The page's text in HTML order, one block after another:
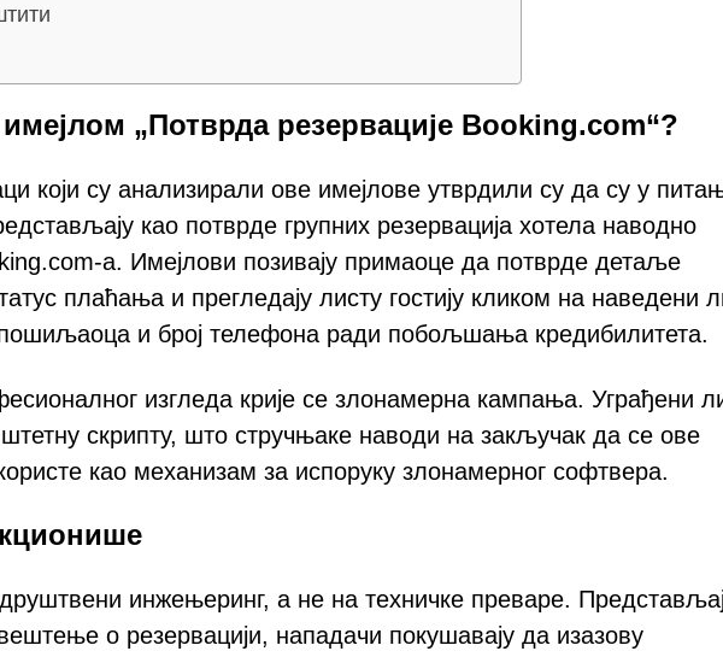
„Потврда резервације Booking.com“?
који су анализирали ове имејлове утврдили су да су у
као потврде групних резервација хотела наводно
а. Имејлови позивају примаоце да потврде детаље
плаћања и прегледају листу гостију кликом на наведени
и број телефона ради побољшања кредибилитета.
изгледа крије се злонамерна кампања. Уграђени
скрипту, што стручњаке наводи на закључак да се ове
као механизам за испоруку злонамерног софтвера.
инжењеринг, а не на техничке преваре.
о резервацији, нападачи покушавају да изазову